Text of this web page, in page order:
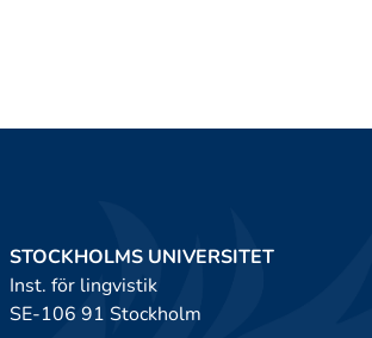
STOCKHOLMS UNIVERSITET
Inst. för lingvistik
SE-106 91 Stockholm